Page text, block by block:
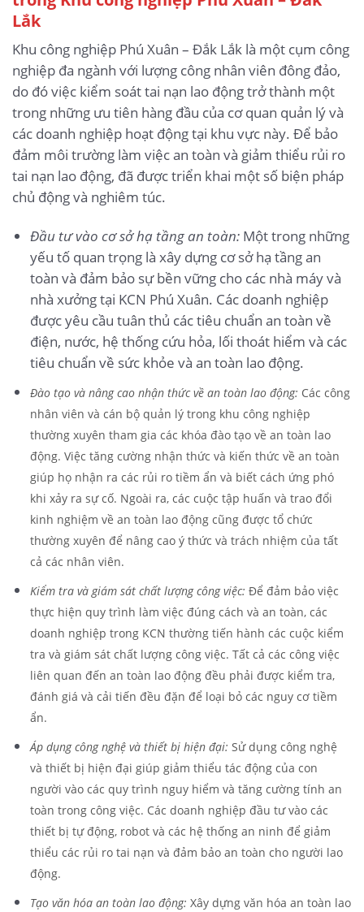
Lắk
Khu công nghiệp Phú Xuân – Đắk Lắk là một cụm công
nghiệp đa ngành với lượng công nhân viên đông đảo,
do đó việc kiểm soát tai nạn lao động trở thành một
trong những ưu tiên hàng đầu của cơ quan quản lý và
các doanh nghiệp hoạt động tại khu vực này. Để bảo
đảm môi trường làm việc an toàn và giảm thiểu rủi ro
tai nạn lao động, đã được triển khai một số biện pháp
chủ động và nghiêm túc.
Đầu tư vào cơ sở hạ tầng an toàn: Một trong những
yếu tố quan trọng là xây dựng cơ sở hạ tầng an
toàn và đảm bảo sự bền vững cho các nhà máy và
nhà xưởng tại KCN Phú Xuân. Các doanh nghiệp
được yêu cầu tuân thủ các tiêu chuẩn an toàn về
điện, nước, hệ thống cứu hỏa, lối thoát hiểm và các
tiêu chuẩn về sức khỏe và an toàn lao động.
Đào tạo và nâng cao nhận thức về an toàn lao động: Các công
nhân viên và cán bộ quản lý trong khu công nghiệp
thường xuyên tham gia các khóa đào tạo về an toàn lao
động. Việc tăng cường nhận thức và kiến thức về an toàn
giúp họ nhận ra các rủi ro tiềm ẩn và biết cách ứng phó
khi xảy ra sự cố. Ngoài ra, các cuộc tập huấn và trao đổi
kinh nghiệm về an toàn lao động cũng được tổ chức
thường xuyên để nâng cao ý thức và trách nhiệm của tất
cả các nhân viên.
Kiểm tra và giám sát chất lượng công việc: Để đảm bảo việc
thực hiện quy trình làm việc đúng cách và an toàn, các
doanh nghiệp trong KCN thường tiến hành các cuộc kiểm
tra và giám sát chất lượng công việc. Tất cả các công việc
liên quan đến an toàn lao động đều phải được kiểm tra,
đánh giá và cải tiến đều đặn để loại bỏ các nguy cơ tiềm
ẩn.
Áp dụng công nghệ và thiết bị hiện đại: Sử dụng công nghệ
và thiết bị hiện đại giúp giảm thiểu tác động của con
người vào các quy trình nguy hiểm và tăng cường tính an
toàn trong công việc. Các doanh nghiệp đầu tư vào các
thiết bị tự động, robot và các hệ thống an ninh để giảm
thiểu các rủi ro tai nạn và đảm bảo an toàn cho người lao
động.
Tạo văn hóa an toàn lao động: Xây dựng văn hóa an toàn lao